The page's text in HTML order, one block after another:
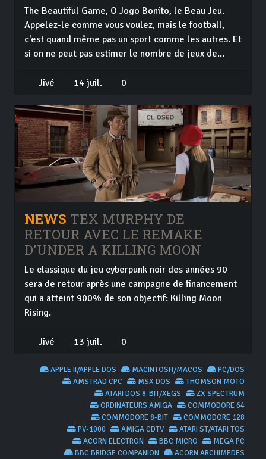
The Beautiful Game, O Jogo Bonito, le Beau Jeu.
Appelez-le comme vous voulez, mais le football,
c'est quand même pas un sport comme les autres. Et
si on ne peut pas estimer le nombre de jeux de...
Jivé 14 juil. 0
NEWS TEX MURPHY DE
RETOUR AVEC LE REMAKE
D'UNDER A KILLING MOON
Le classique du jeu cyberpunk noir des années 90
sera de retour après une campagne de financement
qui a atteint 900% de son objectif: Killing Moon
Rising.
Jivé 13 juil. 0
PC/DOS
MACINTOSH/MACOS
APPLE II/APPLE DOS
THOMSON MOTO
MSX DOS
AMSTRAD CPC
ZX SPECTRUM
ATARI DOS 8-BIT/XEGS
COMMODORE 64
ORDINATEURS AMIGA
COMMODORE 128
COMMODORE 8-BIT
ATARI ST/ATARI TOS
AMIGA CDTV
PV-1000
MEGA PC
BBC MICRO
ACORN ELECTRON
ACORN ARCHIMEDES
BBC BRIDGE COMPANION